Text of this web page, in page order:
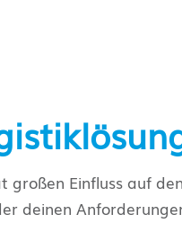
Einfluss auf
deinen